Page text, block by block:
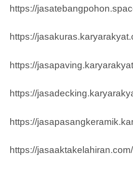
https://
https://
https://
https://
https://
https://jasaaktakelahiran.com/